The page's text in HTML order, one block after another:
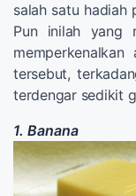
salah satu hadiah
Pun inilah yang
tersebut,
terdengar sedikit
1. Banana